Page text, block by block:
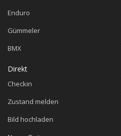
Enduro
Gümmeler
BMX
Direkt
Checkin
Zustand melden
Bild hochladen